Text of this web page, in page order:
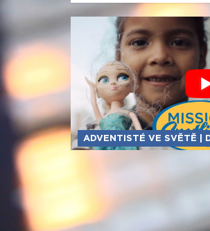
ADVENTISTÉ VE SVĚTĚ |